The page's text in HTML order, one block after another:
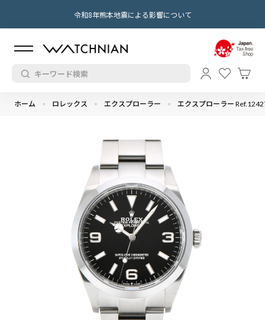
令和8年熊本地震による影響について
ホーム ロレックス エクスプローラー エクスプローラー